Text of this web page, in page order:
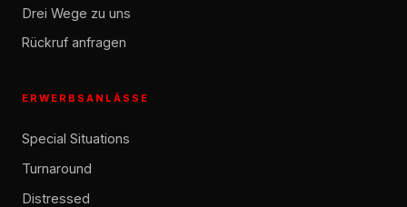
Drei Wege zu uns
Rückruf anfragen
ERWERBSANLÄSSE
Special Situations
Turnaround
Distressed